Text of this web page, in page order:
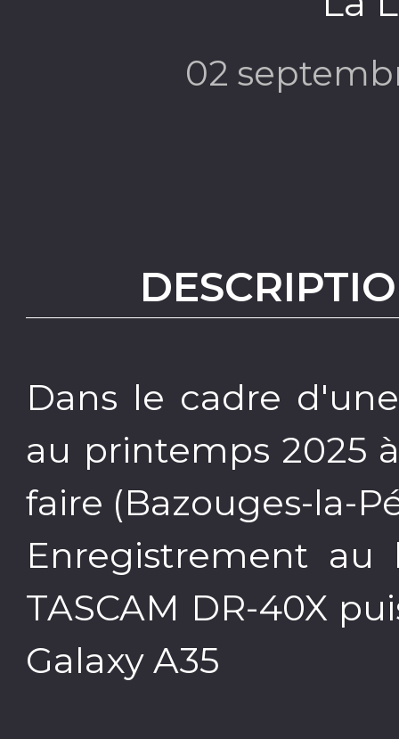
02
Dans le cadre
au printemps 2025
faire (Bazouges-la-
Enregistrement
TASCAM DR-40X
Galaxy A35